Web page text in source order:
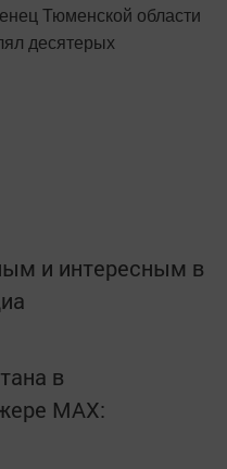
Тюменской области
десятерых
и интересным в
в
MАХ: